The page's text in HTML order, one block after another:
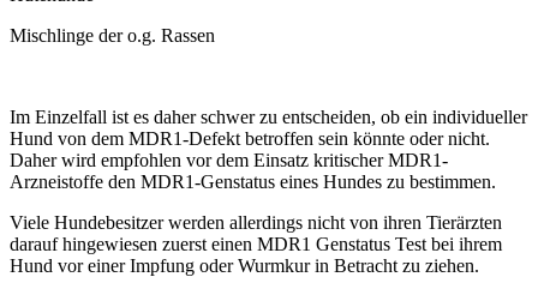
Mischlinge der o.g. Rassen
Im Einzelfall ist es daher schwer zu entscheiden, ob ein individueller
Hund von dem MDR1-Defekt betroffen sein könnte oder nicht.
Daher wird empfohlen vor dem Einsatz kritischer MDR1-
Arzneistoffe den MDR1-Genstatus eines Hundes zu bestimmen.
Viele Hundebesitzer werden allerdings nicht von ihren Tierärzten
darauf hingewiesen zuerst einen MDR1 Genstatus Test bei ihrem
Hund vor einer Impfung oder Wurmkur in Betracht zu ziehen.